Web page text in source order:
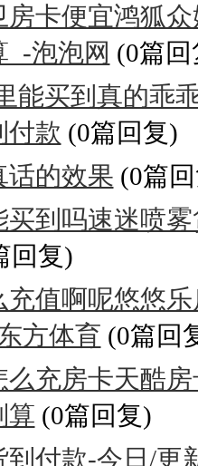
房卡便宜鸿狐
泡泡网 (0篇回
能买到真的乖
付款 (0篇回复)
话的效果 (0篇
买到吗速迷喷
回复)
充值啊呢悠悠
方体育 (0篇回
么充房卡天酷
算 (0篇回复)
到付款-今日/更